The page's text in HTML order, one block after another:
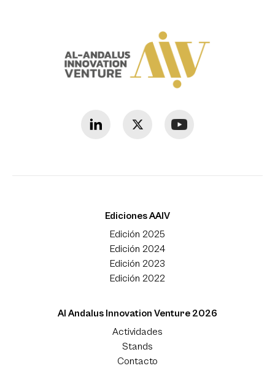
Ediciones AAIV
Edición 2025
Edición 2024
Edición 2023
Edición 2022
Al Andalus Innovation Venture 2026
Actividades
Stands
Contacto